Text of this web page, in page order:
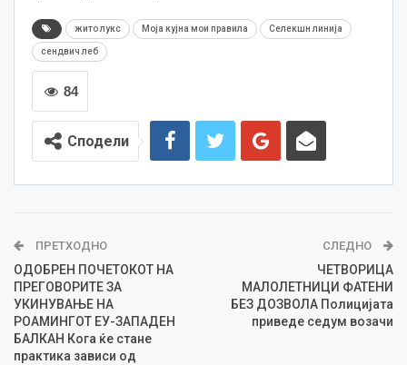
жито лукс Моја кујна мои правила Селекшн линија
сендвич леб
84
Сподели
ПРЕТХОДНО
ОДОБРЕН ПОЧЕТОКОТ НА
ПРЕГОВОРИТЕ ЗА
УКИНУВАЊЕ НА
РОАМИНГОТ ЕУ-ЗАПАДЕН
БАЛКАН Кога ќе стане
практика зависи од
СЛЕДНО
ЧЕТВОРИЦА
МАЛОЛЕТНИЦИ ФАТЕНИ
БЕЗ ДОЗВОЛА Полицијата
приведе седум возачи